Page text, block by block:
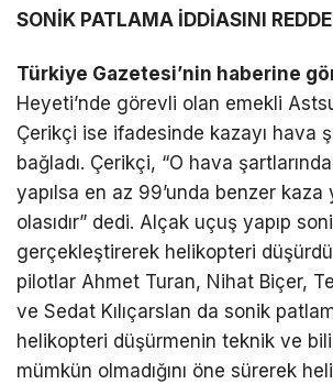
SONİK PATLAMA İDDİASINI
Türkiye Gazetesi’nin haberine
Heyeti’nde görevli olan emekli
Çerikçi ise ifadesinde kazayı hava
bağladı. Çerikçi, “O hava
yapılsa en az 99’unda benzer kaza
olasıdır” dedi. Alçak uçuş yapıp
gerçekleştirerek helikopteri
pilotlar Ahmet Turan, Nihat Biçer,
ve Sedat Kılıçarslan da sonik
helikopteri düşürmenin teknik ve
mümkün olmadığını öne sürerek